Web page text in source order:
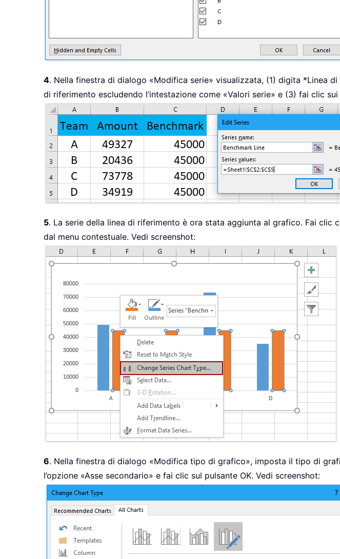
4. Nella finestra di dialogo «Modifica serie» visualizzata, (1) digita *Linea
di riferimento escludendo l’intestazione come «Valori serie» e (3) fai clic
5. La serie della linea di riferimento è ora stata aggiunta al grafico. Fai
dal menu contestuale. Vedi screenshot:
6. Nella finestra di dialogo «Modifica tipo di grafico», imposta il tipo di
l’opzione «Asse secondario» e fai clic sul pulsante OK. Vedi screenshot: